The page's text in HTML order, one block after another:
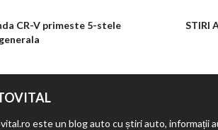
CR-V primeste 5-stele
STIRI
este un blog auto cu știri auto, informații